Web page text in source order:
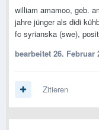
william amamoo, geb.
jahre jünger als didi
fc syrianska (swe),
bearbeitet 26. Februar
Zitieren